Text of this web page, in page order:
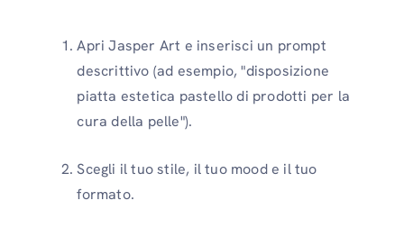
Apri Jasper Art e inserisci un prompt
descrittivo (ad esempio, "disposizione
piatta estetica pastello di prodotti per la
cura della pelle").
Scegli il tuo stile, il tuo mood e il tuo
formato.